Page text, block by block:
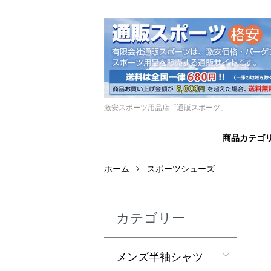
激安スポーツ用品店「通販スポーツ」
商品カテゴ
ホーム スポーツシューズ
カテゴリー
メンズ半袖シャツ